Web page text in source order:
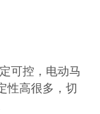
可控，电动马
性高很多，切